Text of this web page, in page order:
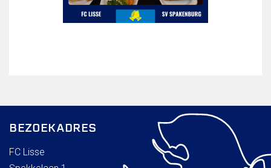
De gezonde sportkantine
Onze vrijwilligers en ereleden
VOLG ONS OP:
BEZOEKADRES
FC Lisse